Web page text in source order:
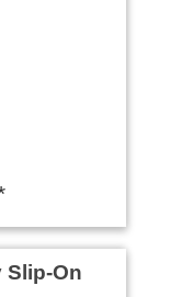
Slip-On